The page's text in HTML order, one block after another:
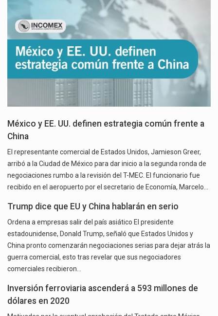
México y EE. UU. definen estrategia común frente a
China
El representante comercial de Estados Unidos, Jamieson Greer,
arribó a la Ciudad de México para dar inicio a la segunda ronda de
negociaciones rumbo a la revisión del T-MEC. El funcionario fue
recibido en el aeropuerto por el secretario de Economía, Marcelo…
Trump dice que EU y China hablarán en serio
Ordena a empresas salir del país asiático El presidente
estadounidense, Donald Trump, señaló que Estados Unidos y
China pronto comenzarán negociaciones serias para dejar atrás la
guerra comercial, esto tras revelar que sus negociadores
comerciales recibieron…
Inversión ferroviaria ascenderá a 593 millones de
dólares en 2020